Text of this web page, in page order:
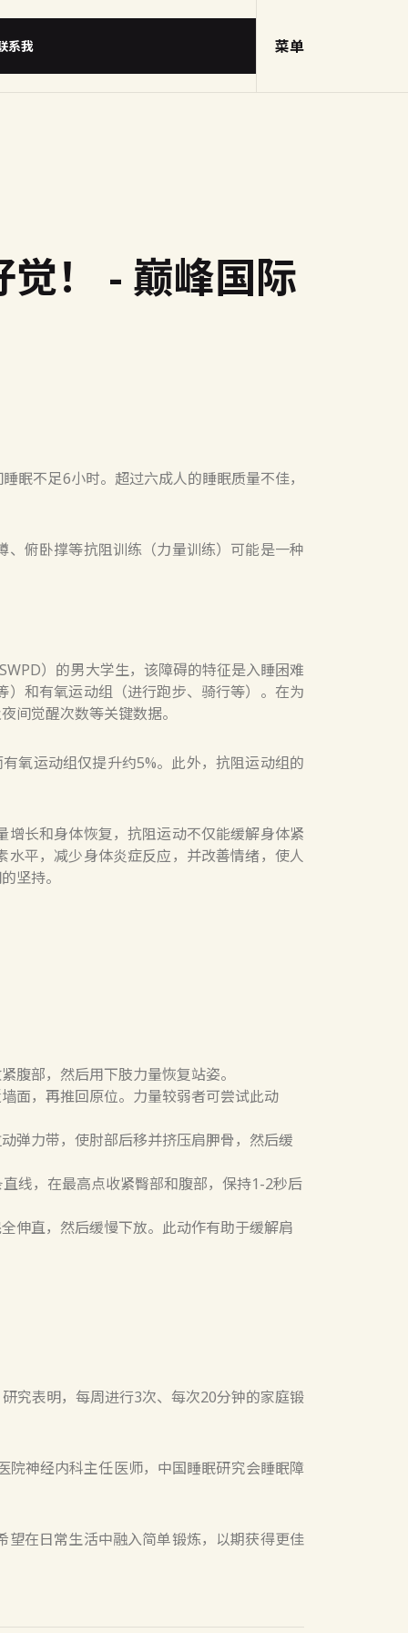
系我 菜单
！ - 巅峰国际
眠不足6小时。超过六成人的睡眠质量不佳，
俯卧撑等抗阻训练（力量训练）可能是一种
）的男大学生，该障碍的特征是入睡困难
和有氧运动组（进行跑步、骑行等）。在为
间觉醒次数等关键数据。
氧运动组仅提升约5%。此外，抗阻运动组的
长和身体恢复，抗阻运动不仅能缓解身体紧
平，减少身体炎症反应，并改善情绪，使人
坚持。
腹部，然后用下肢力量恢复站姿。
面，再推回原位。力量较弱者可尝试此动
弹力带，使肘部后移并挤压肩胛骨，然后缓
线，在最高点收紧臀部和腹部，保持1-2秒后
伸直，然后缓慢下放。此动作有助于缓解肩
究表明，每周进行3次、每次20分钟的家庭锻
院神经内科主任医师，中国睡眠研究会睡眠障
在日常生活中融入简单锻炼，以期获得更佳